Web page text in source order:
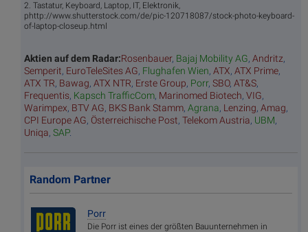
2. Tastatur, Keyboard, Laptop, IT, Elektronik,
phttp://www.shutterstock.com/de/pic-120718087/stock-photo-keyboard-
of-laptop-closeup.html
Aktien auf dem Radar:Rosenbauer, Bajaj Mobility AG, Andritz,
Semperit, EuroTeleSites AG, Flughafen Wien, ATX, ATX Prime,
ATX TR, Bawag, ATX NTR, Erste Group, Porr, SBO, AT&S,
Frequentis, Kapsch TrafficCom, Marinomed Biotech, VIG,
Warimpex, BTV AG, BKS Bank Stamm, Agrana, Lenzing, Amag,
CPI Europe AG, Österreichische Post, Telekom Austria, UBM,
Uniqa, SAP.
Random Partner
Porr
Die Porr ist eines der größten Bauunternehmen in